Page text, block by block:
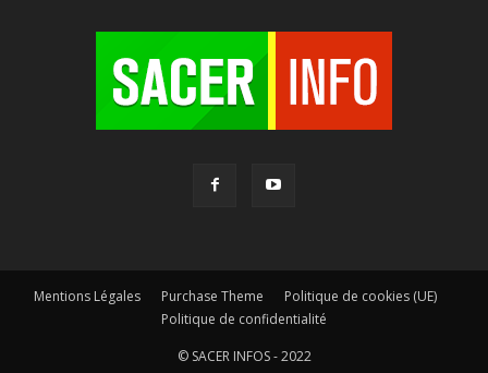
Mentions Légales Purchase Theme
Politique de cookies (UE)
Politique de confidentialité
© SACER INFOS - 2022